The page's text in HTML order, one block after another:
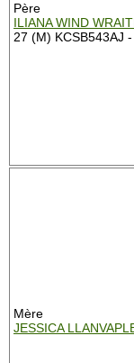
Père
ILIANA WIND
27 (M) KCSB543AJ
Mère
JESSICA